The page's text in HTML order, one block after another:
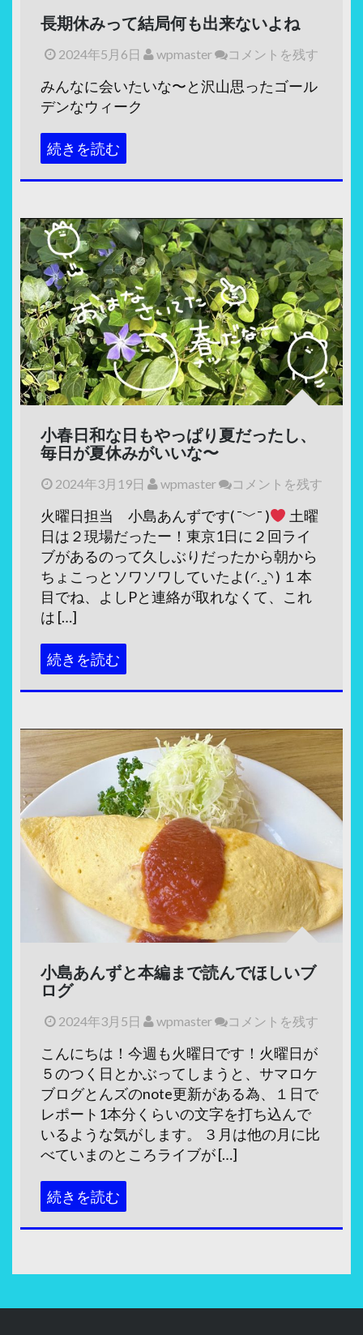
長期休みって結局何も出来ないよね
2024年5月6日 wpmaster コメントを残す
みんなに会いたいな〜と沢山思ったゴール
デンなウィーク
続きを読む
小春日和な日もやっぱり夏だったし、
毎日が夏休みがいいな〜
2024年3月19日 wpmaster コメントを残す
火曜日担当 小島あんずです( ¯﹀¯ )
土曜
日は２現場だったー！東京1日に２回ライ
ブがあるのって久しぶりだったから朝から
ちょこっとソワソワしていたよ( ◜. ̫.◝ ) １本
目でね、よしPと連絡が取れなくて、これ
は […]
続きを読む
小島あんずと本編まで読んでほしいブ
ログ
2024年3月5日 wpmaster コメントを残す
こんにちは！今週も火曜日です！火曜日が
５のつく日とかぶってしまうと、サマロケ
ブログとんズのnote更新がある為、１日で
レポート1本分くらいの文字を打ち込んで
いるような気がします。 ３月は他の月に比
べていまのところライブが […]
続きを読む